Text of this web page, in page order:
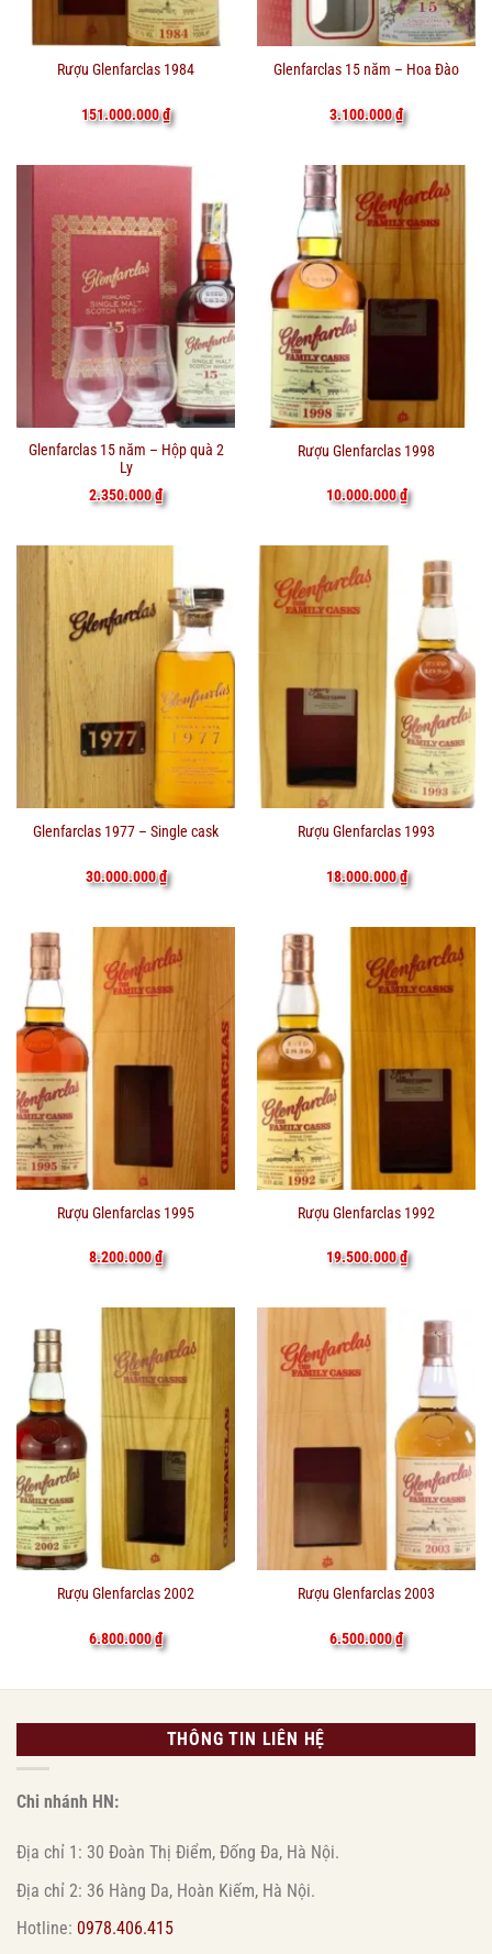
Rượu Glenfarclas 1984
151.000.000₫
Glenfarclas 15 năm – Hoa Đào
3.100.000₫
Glenfarclas 15 năm – Hộp quà 2
Ly
2.350.000₫
Rượu Glenfarclas 1998
10.000.000₫
Glenfarclas 1977 – Single cask
30.000.000₫
Rượu Glenfarclas 1993
18.000.000₫
Rượu Glenfarclas 1995
8.200.000₫
Rượu Glenfarclas 1992
19.500.000₫
Rượu Glenfarclas 2002
6.800.000₫
Rượu Glenfarclas 2003
6.500.000₫
THÔNG TIN LIÊN HỆ
Chi nhánh HN:
Địa chỉ 1: 30 Đoàn Thị Điểm, Đống Đa, Hà Nội.
Địa chỉ 2: 36 Hàng Da, Hoàn Kiếm, Hà Nội.
Hotline: 0978.406.415